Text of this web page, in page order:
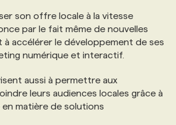
AVEC NOUS
PERSONNALISÉES
NOS FORMATIONS
son offre locale à la vitesse
par le fait même de nouvelles
à accélérer le développement de ses
numérique et interactif.
aussi à permettre aux
leurs audiences locales grâce à
matière de solutions